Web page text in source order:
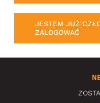
JESTEM JUŻ
ZALOGOWAĆ